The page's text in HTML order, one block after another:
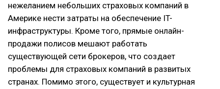
нежеланием небольших страховых компаний в
Америке нести затраты на обеспечение IT-
инфраструктуры. Кроме того, прямые онлайн-
продажи полисов мешают работать
существующей сети брокеров, что создает
проблемы для страховых компаний в развитых
странах. Помимо этого, существует и культурная